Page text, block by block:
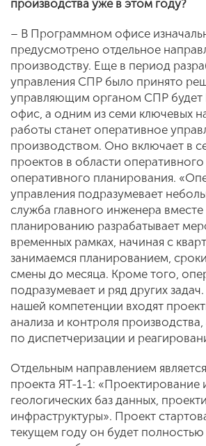
производства уже в этом году?
– В Программном офисе
предусмотрено отдельное
производству. Еще в период
управления СПР было принято
управляющим органом СПР
офис, а одним из семи ключевых
работы станет оперативное
производством. Оно включает в
проектов в области оперативного
оперативного планирования.
управления подразумевает
служба главного инженера
планированию разрабатывает
временных рамках, начиная с
занимаемся планированием,
смены до месяца. Кроме того,
подразумевает и ряд других
нашей компетенции входят
анализа и контроля
по диспетчеризации и
Отдельным направлением
проекта ЯТ-1-1: «Проектирование
геологических баз данных,
инфраструктуры». Проект
текущем году он будет